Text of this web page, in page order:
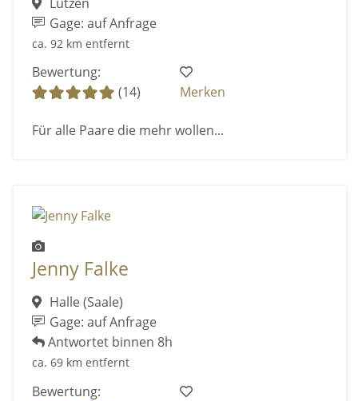
Gage: auf Anfrage
ca. 92 km entfernt
Bewertung:
(14)
Merken
Für alle Paare die mehr wollen...
Jenny Falke
Halle (Saale)
Gage: auf Anfrage
Antwortet binnen 8h
ca. 69 km entfernt
Bewertung: